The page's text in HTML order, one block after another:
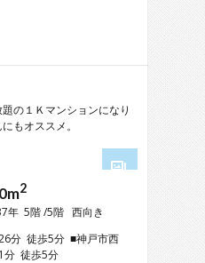
の１Ｋマンションになり
もオススメ。
4
2
年 5階 /5階 西向き
分 徒歩5分 ■神戸市西
分 徒歩5分